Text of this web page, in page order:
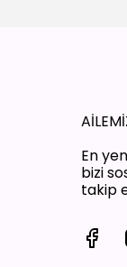
En
bizi
takip